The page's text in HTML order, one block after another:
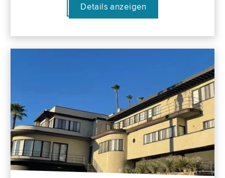
Details anzeigen